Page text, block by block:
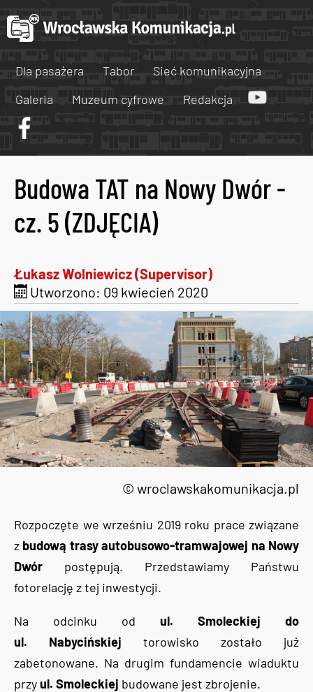
Dla pasażera Tabor
Sieć komunikacyjna
Galeria
Muzeum cyfrowe Redakcja
Budowa TAT na Nowy Dwór -
cz. 5 (ZDJĘCIA)
Łukasz Wolniewicz (Supervisor)
Utworzono: 09 kwiecień 2020
© wroclawskakomunikacja.pl
Rozpoczęte we wrześniu 2019 roku prace związane
z budową trasy autobusowo-tramwajowej na Nowy
Dwór postępują. Przedstawiamy Państwu
fotorelację z tej inwestycji.
Na odcinku od ul. Smoleckiej do
ul. Nabycińskiej torowisko zostało już
zabetonowane. Na drugim fundamencie wiaduktu
przyul. Smoleckiej budowane jest zbrojenie.